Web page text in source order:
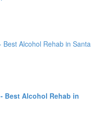
Best Alcohol Rehab in